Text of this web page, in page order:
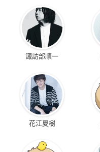
諏訪部順一
花江夏樹